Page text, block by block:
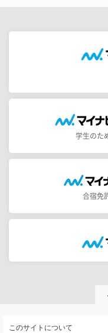
学生のた
合宿免
このサイトについて